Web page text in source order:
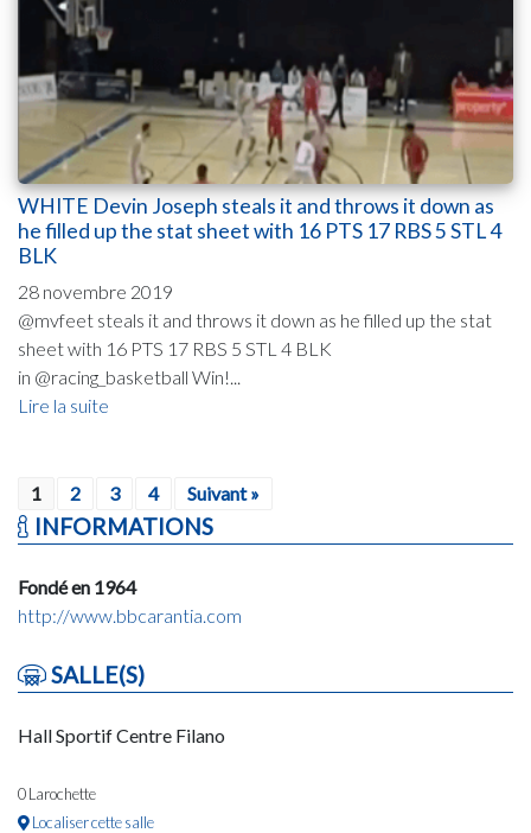
WHITE Devin Joseph steals it and throws it down as
he filled up the stat sheet with 16 PTS 17 RBS 5 STL 4
BLK
28 novembre 2019
@mvfeet steals it and throws it down as he filled up the stat
sheet with 16 PTS 17 RBS 5 STL 4 BLK
in @racing_basketball Win!...
Lire la suite
1 2 3 4 Suivant »
INFORMATIONS
Fondé en 1964
http://www.bbcarantia.com
SALLE(S)
Hall Sportif Centre Filano
0 Larochette
Localiser cette salle